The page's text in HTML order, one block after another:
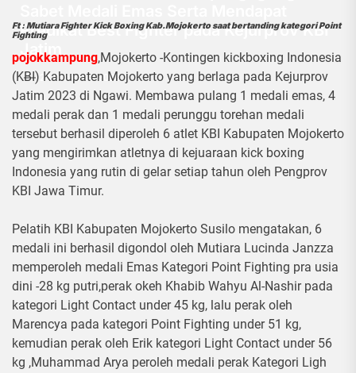
Predikat Best Fighter pada Kejurprov KBI
Jatim
24 Desember 2023
Ft : Mutiara Fighter Kick Boxing Kab.Mojokerto saat bertanding kategori Point
Fighting
pojokkampung,Mojokerto -Kontingen kickboxing Indonesia
(KBI) Kabupaten Mojokerto yang berlaga pada Kejurprov
Jatim 2023 di Ngawi. Membawa pulang 1 medali emas, 4
medali perak dan 1 medali perunggu torehan medali
tersebut berhasil diperoleh 6 atlet KBI Kabupaten Mojokerto
yang mengirimkan atletnya di kejuaraan kick boxing
Indonesia yang rutin di gelar setiap tahun oleh Pengprov
KBI Jawa Timur.
Pelatih KBI Kabupaten Mojokerto Susilo mengatakan, 6
medali ini berhasil digondol oleh Mutiara Lucinda Janzza
memperoleh medali Emas Kategori Point Fighting pra usia
dini -28 kg putri,perak okeh Khabib Wahyu Al-Nashir pada
kategori Light Contact under 45 kg, lalu perak oleh
Marencya pada kategori Point Fighting under 51 kg,
kemudian perak oleh Erik kategori Light Contact under 56
kg ,Muhammad Arya peroleh medali perak Kategori Ligh